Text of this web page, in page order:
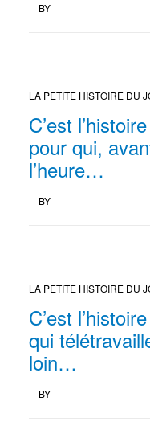
BY
LA PETITE HISTOIRE DU
C’est
pour qui,
l’heure…
BY
LA PETITE HISTOIRE DU
C’est
qui
loin…
BY